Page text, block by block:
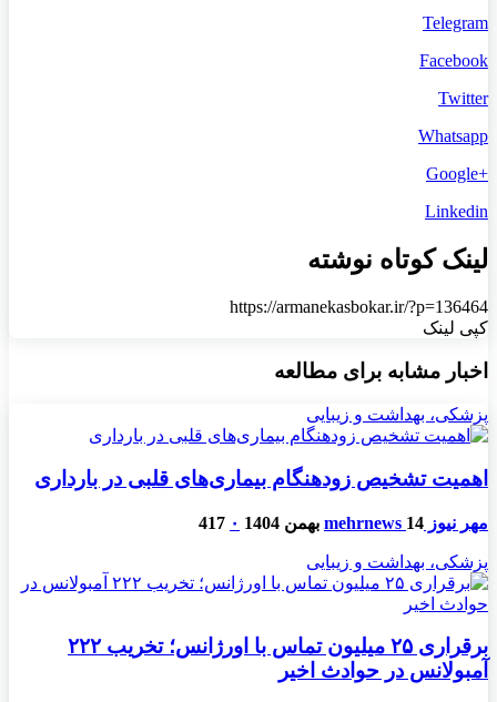
Telegram
Facebook
Twitter
Whatsapp
+Google
Linkedin
لینک کوتاه نوشته
https://armanekasbokar.ir/?p=136464
کپی لینک
اخبار مشابه برای مطالعه
پزشکی، بهداشت و زیبایی
اهمیت تشخیص زودهنگام بیماری‌های قلبی در بارداری
مهر نیوز mehrnews 14 بهمن 1404 ۰ 417
پزشکی، بهداشت و زیبایی
برقراری ۲۵ میلیون تماس با اورژانس؛ تخریب ۲۲۲
آمبولانس در حوادث اخیر